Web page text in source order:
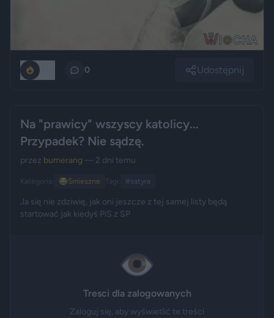
0 Udostępnij
Na "prawicy" wszyscy katolicy...
Przypadek? Nie sądzę.
przez bumerang — 2 dni temu
Kategoria: 😂Śmieszne Tagi: #satyra
Ja się nie zdziwię, jak oni jeszcze z tej samej listy będą
startować jak kiedyś PiS z SP
👁️
Tresci dla zalogowanych
Zaloguj się, aby wyświetlić te treści